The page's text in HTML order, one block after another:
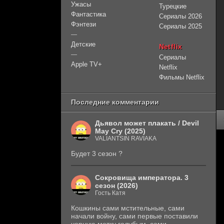
Ужасы
Фантастика
Фэнтези
—
Детские
—
Apple TV+
Турецкие
Сериалы 2026
Сериалы 2025
Netflix
Сериалы
Netflix
Фильмы Netflix
Последние комментарии
Дьявол может плакать / Devil
May Cry (2025)
VALIANTSIN RAVIAKA
Будет 3 сезон ?
Сокровища императора. 3
сезон (2026)
Гость Катя
Кошкины сами мстительные, сами
начали войну, сами первые поставили